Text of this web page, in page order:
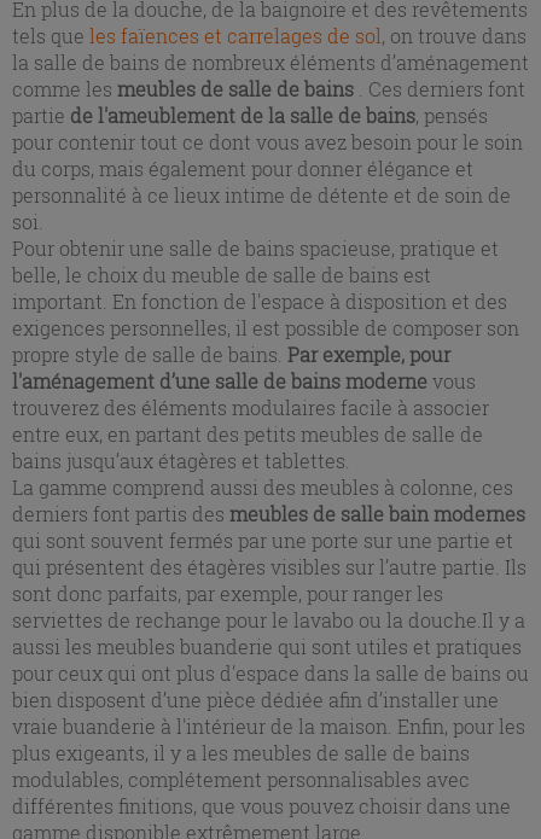
En plus de la douche, de la baignoire et des revêtements
tels que les faïences et carrelages de sol, on trouve dans
la salle de bains de nombreux éléments d’aménagement
comme les meubles de salle de bains
. Ces derniers font
partie de l'ameublement de la salle de bains, pensés
pour contenir tout ce dont vous avez besoin pour le soin
du corps, mais également pour donner élégance et
personnalité à ce lieux intime de détente et de soin de
soi.
Pour obtenir une salle de bains spacieuse, pratique et
belle, le choix du meuble de salle de bains est
important. En fonction de l'espace à disposition et des
exigences personnelles, il est possible de composer son
propre style de salle de bains. Par exemple, pour
l'aménagement d’une salle de bains moderne vous
trouverez des éléments modulaires facile à associer
entre eux, en partant des petits meubles de salle de
bains jusqu’aux étagères et tablettes.
La gamme comprend aussi des meubles à colonne, ces
derniers font partis des meubles de salle bain modernes
qui sont souvent fermés par une porte sur une partie et
qui présentent des étagères visibles sur l’autre partie. Ils
sont donc parfaits, par exemple, pour ranger les
serviettes de rechange pour le lavabo ou la douche.Il y a
aussi les meubles buanderie qui sont utiles et pratiques
pour ceux qui ont plus d'espace dans la salle de bains ou
bien disposent d’une pièce dédiée afin d’installer une
vraie buanderie à l'intérieur de la maison. Enfin, pour les
plus exigeants, il y a les meubles de salle de bains
modulables, complétement personnalisables avec
différentes finitions, que vous pouvez choisir dans une
gamme disponible extrêmement large.